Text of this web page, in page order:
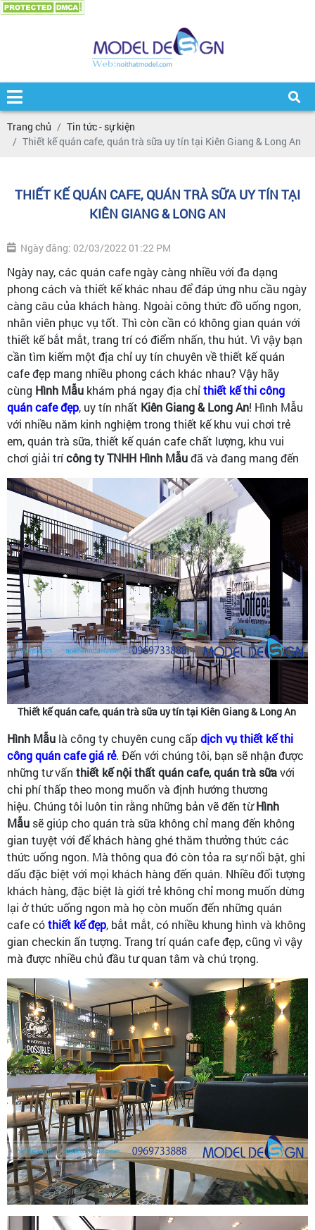
Trang chủ
Tin tức - sự kiện
Thiết kế quán cafe, quán trà sữa uy tín tại Kiên Giang & Long An
THIẾT KẾ QUÁN CAFE, QUÁN TRÀ SỮA UY TÍN TẠI
KIÊN GIANG & LONG AN
Ngày đăng: 02/03/2022 01:22 PM
Ngày nay, các quán cafe ngày càng nhiều với đa dạng
phong cách và thiết kế khác nhau để đáp ứng nhu cầu ngày
càng câu của khách hàng. Ngoài công thức đồ uống ngon,
nhân viên phục vụ tốt. Thì còn cần có không gian quán với
thiết kế bắt mắt, trang trí có điểm nhấn, thu hút. Vì vậy bạn
cần tìm kiếm một địa chỉ uy tín chuyên về thiết kế quán
cafe đẹp mang nhiều phong cách khác nhau? Vậy hãy
cùng Hình Mẫu khám phá ngay địa chỉthiết kế thi công
quán cafe đẹp, uy tín nhất Kiên Giang & Long An! Hình Mẫu
với nhiều năm kinh nghiệm trong thiết kế khu vui chơi trẻ
em, quán trà sữa, thiết kế quán cafe chất lượng, khu vui
chơi giải trícông ty TNHH Hình Mẫuđã và đang mang đến
Thiết kế quán cafe, quán trà sữa uy tín tại Kiên Giang & Long An
Hình Mẫu là công ty chuyên cung cấpdịch vụ thiết kế thi
công quán cafe giá rẻ. Đến với chúng tôi, bạn sẽ nhận được
những tư vấn thiết kế nội thất quán cafe, quán trà sữavới
chi phí thấp theo mong muốn và định hướng thương
hiệu. Chúng tôi luôn tin rằng những bản vẽ đến từHình
Mẫu sẽ giúp cho quán trà sữa không chỉ mang đến không
gian tuyệt với để khách hàng ghé thăm thưởng thức các
thức uống ngon. Mà thông qua đó còn tỏa ra sự nổi bật, ghi
dấu đặc biệt với mọi khách hàng đến quán. Nhiều đối tượng
khách hàng, đặc biệt là giới trẻ không chỉ mong muốn dừng
lại ở thức uống ngon mà họ còn muốn đến những quán
cafe cóthiết kế đẹp, bắt mắt, có nhiều khung hình và không
gian checkin ấn tượng. Trang trí quán cafe đẹp, cũng vì vậy
mà được nhiều chủ đầu tư quan tâm và chú trọng.